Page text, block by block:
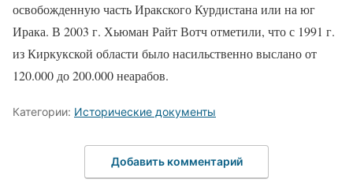
освобожденную часть Иракского Курдистана или на юг
Ирака. В 2003 г. Хьюман Райт Вотч отметили, что с 1991 г.
из Киркукской области было насильственно выслано от
120.000 до 200.000 неарабов.
Категории: Исторические документы
Добавить комментарий